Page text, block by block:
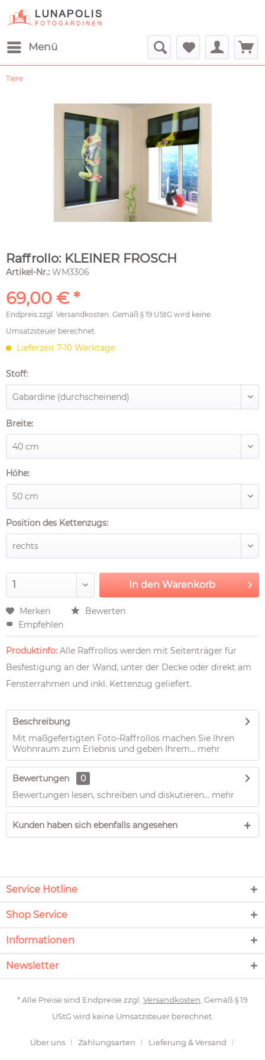
Menü
Tiere
Raffrollo: KLEINER FROSCH
Artikel-Nr.: WM3306
69,00 € *
Endpreis zzgl. Versandkosten. Gemäß § 19 UStG wird keine
Umsatzsteuer berechnet.
Lieferzeit 7-10 Werktage
Stoff:
Breite:
Höhe:
Position des Kettenzugs:
In den Warenkorb
Merken
Bewerten
Empfehlen
Produktinfo: Alle Raffrollos werden mit Seitenträger für
Besfestigung an der Wand, unter der Decke oder direkt am
Fensterrahmen und inkl. Kettenzug geliefert.
Beschreibung
Mit maßgefertigten Foto-Raffrollos machen Sie Ihren
Wohnraum zum Erlebnis und geben Ihrem... mehr
Bewertungen
0
Bewertungen lesen, schreiben und diskutieren... mehr
Kunden haben sich ebenfalls angesehen
Service Hotline
Shop Service
Informationen
Newsletter
* Alle Preise sind Endpreise zzgl. Versandkosten. Gemäß § 19
UStG wird keine Umsatzsteuer berechnet.
Über uns Zahlungsarten Lieferung & Versand